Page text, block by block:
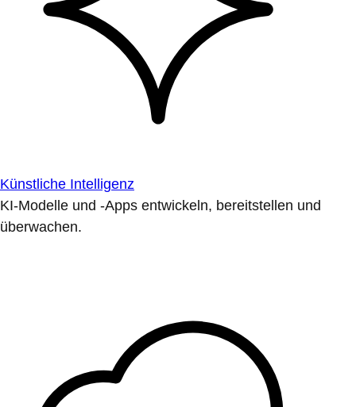
Künstliche Intelligenz
KI-Modelle und -Apps entwickeln, bereitstellen und
überwachen.